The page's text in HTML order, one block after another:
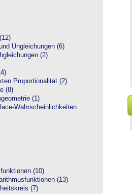
Ungleichungen (6)
(2)
Proportionalität (2)
(8)
(1)
Wahrscheinlichkeiten
(10)
(13)
(7)